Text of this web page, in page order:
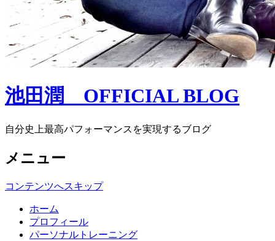
池田潤 OFFICIAL BLOG
自分史上最高パフォーマンスを実現するブログ
メニュー
コンテンツへスキップ
ホーム
プロフィール
パーソナルトレーニング